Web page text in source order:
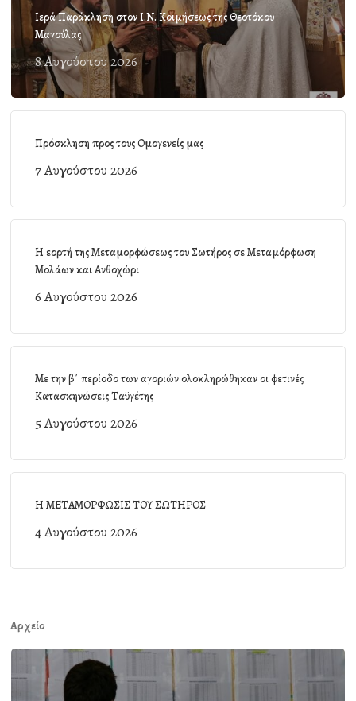
Ιερά Παράκληση στον Ι.Ν. Κοιμήσεως της Θεοτόκου
Μαγούλας
8 Αυγούστου 2026
Πρόσκληση προς τους Ομογενείς μας
7 Αυγούστου 2026
Η εορτή της Μεταμορφώσεως του Σωτήρος σε Μεταμόρφωση
Μολάων και Ανθοχώρι
6 Αυγούστου 2026
Με την β΄ περίοδο των αγοριών ολοκληρώθηκαν οι φετινές
Κατασκηνώσεις Ταϋγέτης
5 Αυγούστου 2026
Η ΜΕΤΑΜΟΡΦΩΣΙΣ ΤΟΥ ΣΩΤΗΡΟΣ
4 Αυγούστου 2026
Αρχείο